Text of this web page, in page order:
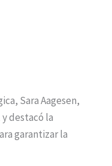
Sara Aagesen,
destacó la
garantizar la